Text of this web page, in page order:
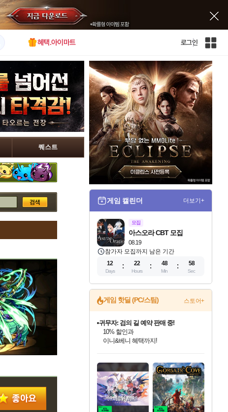
혜택.아이마트 로그인
인
전
체
사
이
트
맵
퀘스트
게임 캘린더 더보기+
모집
08.19
아스오라 CBT 모집
참가자 모집까지 남은 기간
12
Days
22
Hours
48
Min
58
Sec
게임 핫딜 (PC/스팀) 스토어+
네이버혜택과 함께 만나보세요!
50%할인&추가 적립까지!
귀무자: 검의 길 예약 판매 중!
비스트 오브 리인카네이션 정식 출시!
게임프릭 신작 IP
네이버 혜택가와 함께 예약하세요!
할인&네이버혜택으로 만나보세요!
네이버페이 혜택과 만나보세요!
40주년 프로모션으로 만나보세요!
네이버 포인트 혜택까지!
할인가에 만나보세요!
일부 에디션 상시 할인!
혜택으로 예약 판매 중
편안하게 충전하세요